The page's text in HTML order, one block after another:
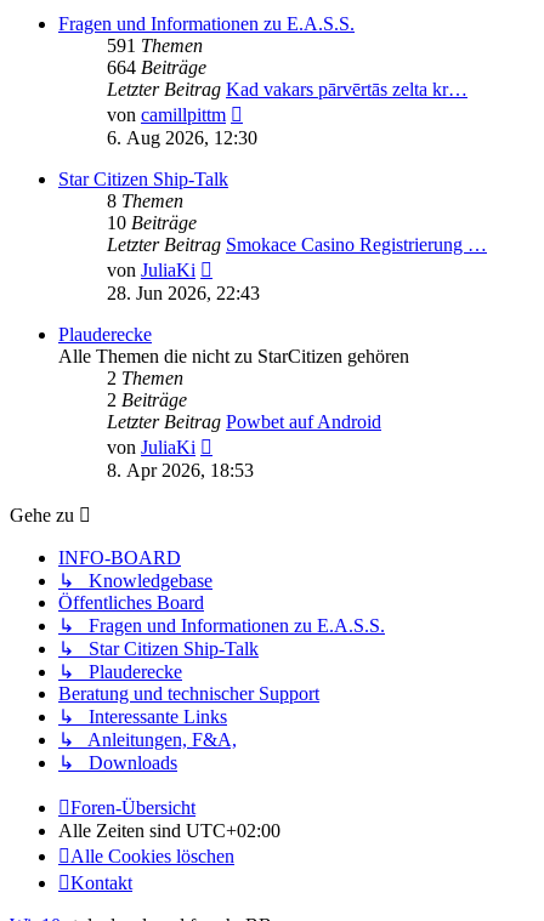
Fragen und Informationen zu E.A.S.S.
591 Themen
664 Beiträge
Letzter Beitrag Kad vakars pārvērtās zelta kr…
von camillpittm
Beitrag
6. Aug 2026, 12:30
Star Citizen Ship-Talk
8 Themen
10 Beiträge
Letzter Beitrag Smokace Casino Registrierung …
von JuliaKi
Beitrag
28. Jun 2026, 22:43
Plauderecke
Alle Themen die nicht zu StarCitizen gehören
2 Themen
2 Beiträge
Letzter Beitrag Powbet auf Android
von JuliaKi
Beitrag
8. Apr 2026, 18:53
Gehe zu
INFO-BOARD
↳ Knowledgebase
Öffentliches Board
↳ Fragen und Informationen zu E.A.S.S.
↳ Star Citizen Ship-Talk
↳ Plauderecke
Beratung und technischer Support
↳ Interessante Links
↳ Anleitungen, F&A,
↳ Downloads
Foren-Übersicht
Alle Zeiten sind UTC+02:00
Alle Cookies löschen
Kontakt